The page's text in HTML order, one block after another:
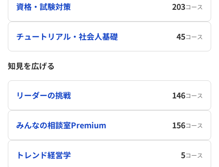
資格・試験対策 203コース
チュートリアル・社会人基礎 45コース
知見を広げる
リーダーの挑戦 146コース
みんなの相談室Premium 156コース
トレンド経営学 5コース